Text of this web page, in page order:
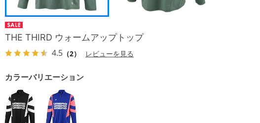
THE THIRD ウォームアップトップ
4.5 （2） レビューを見る
カラーバリエーション